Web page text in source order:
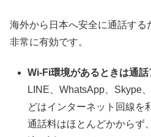
海外から日本へ安全に通話す
非常に有効です。
Wi-Fi環境があるときは通
LINE、WhatsApp、Skype
どはインターネット回線を
通話料はほとんどかからず